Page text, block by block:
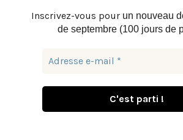
Inscrivez-vous pour un nouveau
de septembre (100 jours de